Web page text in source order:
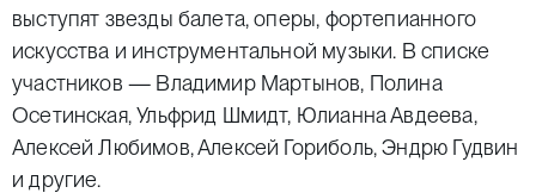
выступят звезды балета, оперы, фортепианного
искусства и инструментальной музыки. В списке
участников — Владимир Мартынов, Полина
Осетинская, Ульфрид Шмидт, Юлианна Авдеева,
Алексей Любимов, Алексей Гориболь, Эндрю Гудвин
и другие.